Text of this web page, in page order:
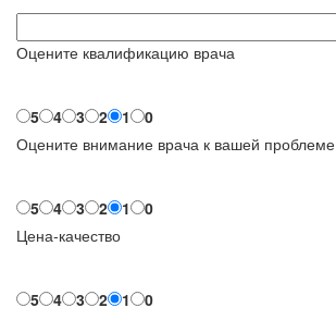
Оцените квалификацию врача
5 4 3 2 1
0
Оцените внимание врача к вашей проблеме
5 4 3 2 1
0
Цена-качество
5 4 3 2 1 0